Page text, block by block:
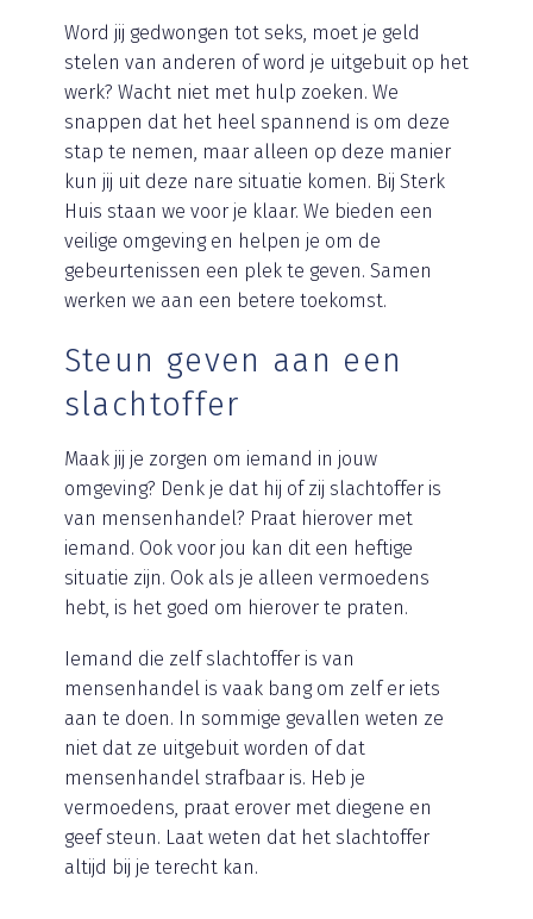
Word jij gedwongen tot seks, moet je geld
stelen van anderen of word je uitgebuit op het
werk? Wacht niet met hulp zoeken. We
snappen dat het heel spannend is om deze
stap te nemen, maar alleen op deze manier
kun jij uit deze nare situatie komen. Bij Sterk
Huis staan we voor je klaar. We bieden een
veilige omgeving en helpen je om de
gebeurtenissen een plek te geven. Samen
werken we aan een betere toekomst.
Steun geven aan een
slachtoffer
Maak jij je zorgen om iemand in jouw
omgeving? Denk je dat hij of zij slachtoffer is
van mensenhandel? Praat hierover met
iemand. Ook voor jou kan dit een heftige
situatie zijn. Ook als je alleen vermoedens
hebt, is het goed om hierover te praten.
Iemand die zelf slachtoffer is van
mensenhandel is vaak bang om zelf er iets
aan te doen. In sommige gevallen weten ze
niet dat ze uitgebuit worden of dat
mensenhandel strafbaar is. Heb je
vermoedens, praat erover met diegene en
geef steun. Laat weten dat het slachtoffer
altijd bij je terecht kan.